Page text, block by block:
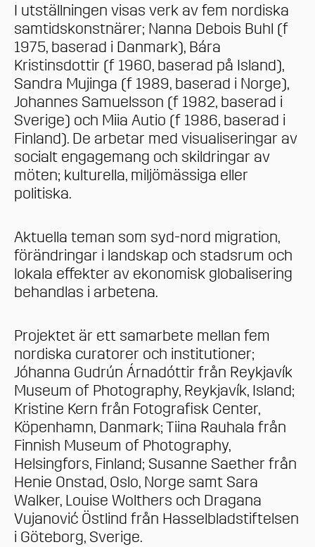
I utställningen visas verk av fem nordiska
samtidskonstnärer; Nanna Debois Buhl (f
1975, baserad i Danmark), Bára
Kristinsdottir (f 1960, baserad på Island),
Sandra Mujinga (f 1989, baserad i Norge),
Johannes Samuelsson (f 1982, baserad i
Sverige) och Miia Autio (f 1986, baserad i
Finland). De arbetar med visualiseringar av
socialt engagemang och skildringar av
möten; kulturella, miljömässiga eller
politiska.
Aktuella teman som syd-nord migration,
förändringar i landskap och stadsrum och
lokala effekter av ekonomisk globalisering
behandlas i arbetena.
Projektet är ett samarbete mellan fem
nordiska curatorer och institutioner;
Jóhanna Gudrún Árnadóttir från Reykjavík
Museum of Photography, Reykjavík, Island;
Kristine Kern från Fotografisk Center,
Köpenhamn, Danmark; Tiina Rauhala från
Finnish Museum of Photography,
Helsingfors, Finland; Susanne Saether från
Henie Onstad, Oslo, Norge samt Sara
Walker, Louise Wolthers och Dragana
Vujanović Östlind från Hasselbladstiftelsen
i Göteborg, Sverige.